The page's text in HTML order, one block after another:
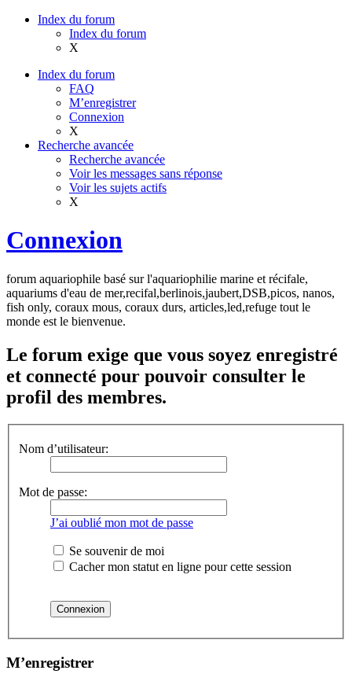
Index du forum
Index du forum
X
Index du forum
FAQ
M’enregistrer
Connexion
X
Recherche avancée
Recherche avancée
Voir les messages sans réponse
Voir les sujets actifs
X
Connexion
forum aquariophile basé sur l'aquariophilie marine et récifale,
aquariums d'eau de mer,recifal,berlinois,jaubert,DSB,picos, nanos,
fish only, coraux mous, coraux durs, articles,led,refuge tout le
monde est le bienvenue.
Le forum exige que vous soyez enregistré
et connecté pour pouvoir consulter le
profil des membres.
Nom d’utilisateur:
Mot de passe:
J’ai oublié mon mot de passe
Se souvenir de moi
Cacher mon statut en ligne pour cette session
M’enregistrer